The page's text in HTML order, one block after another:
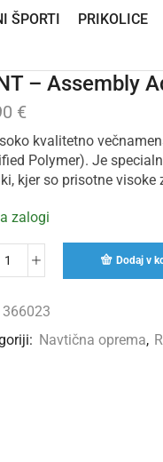
ŠPORTI PRIKOLICE
– Assembly
€
kvalitetno
Polymer). Je
kjer so prisotne
zalogi
Dodaj v
366023
Navtična oprema,